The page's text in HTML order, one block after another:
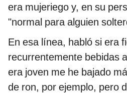
era mujeriego y, en su
"normal para alguien
En esa línea, habló si era
recurrentemente bebidas
era joven me he bajado
de ron, por ejemplo, pero